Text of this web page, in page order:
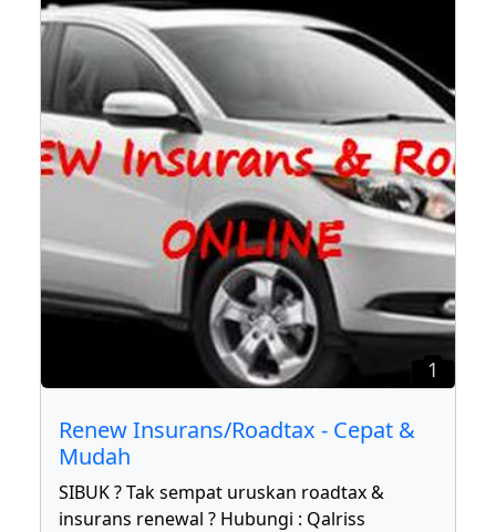
1
Renew Insurans/Roadtax - Cepat &
Mudah
SIBUK ? Tak sempat uruskan roadtax &
insurans renewal ? Hubungi : Qalriss